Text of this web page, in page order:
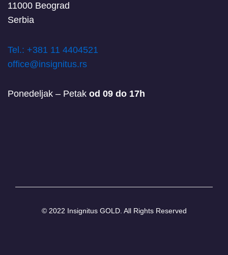
11000 Beograd
Serbia
Tel.: +381 11 4404521
office@insignitus.rs
Ponedeljak – Petak od 09 do 17h
© 2022 Insignitus GOLD. All Rights Reserved